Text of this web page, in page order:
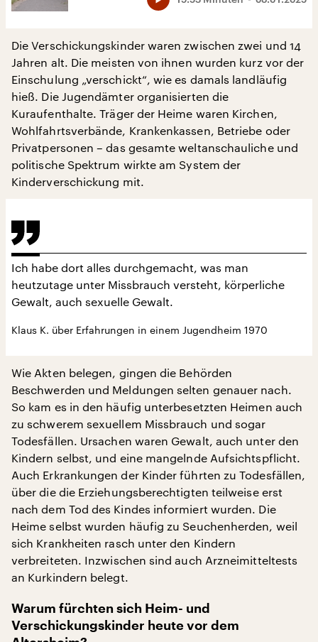
Die Verschickungskinder waren zwischen zwei und 14
Jahren alt. Die meisten von ihnen wurden kurz vor der
Einschulung „verschickt“, wie es damals landläufig
hieß. Die Jugendämter organisierten die
Kuraufenthalte. Träger der Heime waren Kirchen,
Wohlfahrtsverbände, Krankenkassen, Betriebe oder
Privatpersonen – das gesamte weltanschauliche und
politische Spektrum wirkte am System der
Kinderverschickung mit.
Ich habe dort alles durchgemacht, was man
heutzutage unter Missbrauch versteht, körperliche
Gewalt, auch sexuelle Gewalt.
Klaus K. über Erfahrungen in einem Jugendheim 1970
Wie Akten belegen, gingen die Behörden
Beschwerden und Meldungen selten genauer nach.
So kam es in den häufig unterbesetzten Heimen auch
zu schwerem sexuellem Missbrauch und sogar
Todesfällen. Ursachen waren Gewalt, auch unter den
Kindern selbst, und eine mangelnde Aufsichtspflicht.
Auch Erkrankungen der Kinder führten zu Todesfällen,
über die die Erziehungsberechtigten teilweise erst
nach dem Tod des Kindes informiert wurden. Die
Heime selbst wurden häufig zu Seuchenherden, weil
sich Krankheiten rasch unter den Kindern
verbreiteten. Inzwischen sind auch Arzneimitteltests
an Kurkindern belegt.
Warum fürchten sich Heim- und
Verschickungskinder heute vor dem